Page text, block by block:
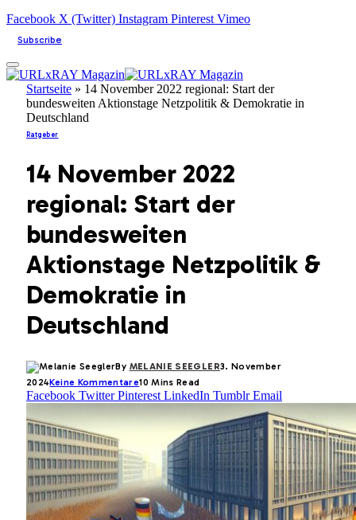
Facebook X (Twitter) Instagram Pinterest Vimeo
Subscribe
Startseite » 14 November 2022 regional: Start der
bundesweiten Aktionstage Netzpolitik & Demokratie in
Deutschland
Ratgeber
14 November 2022
regional: Start der
bundesweiten
Aktionstage Netzpolitik &
Demokratie in
Deutschland
By MELANIE SEEGLER3. November
2024Keine Kommentare10 Mins Read
Facebook Twitter Pinterest LinkedIn Tumblr Email